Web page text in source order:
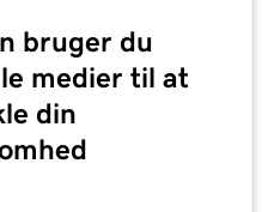
bruger du
medier til at
din